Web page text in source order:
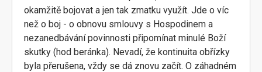
okamžitě bojovat a jen tak zmatku využít. Jde o víc
než o boj - o obnovu smlouvy s Hospodinem a
nezanedbávání povinnosti připomínat minulé Boží
skutky (hod beránka). Nevadí, že kontinuita obřízky
byla přerušena, vždy se dá znovu začít. O záhadném